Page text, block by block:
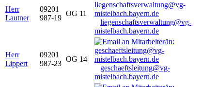
Herr
Lautner
09201
987-19
OG 11
liegenschaftsverwaltung@vg-
mistelbach.bayern.de
Herr
Lippert
09201
987-23
OG 14
geschaeftsleitung@vg-
mistelbach.bayern.de